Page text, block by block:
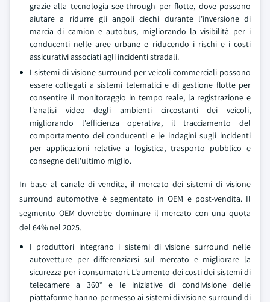
grazie alla tecnologia see-through per flotte, dove possono
aiutare a ridurre gli angoli ciechi durante l'inversione di
marcia di camion e autobus, migliorando la visibilità per i
conducenti nelle aree urbane e riducendo i rischi e i costi
assicurativi associati agli incidenti stradali.
I sistemi di visione surround per veicoli commerciali possono
essere collegati a sistemi telematici e di gestione flotte per
consentire il monitoraggio in tempo reale, la registrazione e
l'analisi video degli ambienti circostanti dei veicoli,
migliorando l'efficienza operativa, il tracciamento del
comportamento dei conducenti e le indagini sugli incidenti
per applicazioni relative a logistica, trasporto pubblico e
consegne dell'ultimo miglio.
In base al canale di vendita, il mercato dei sistemi di visione
surround automotive è segmentato in OEM e post-vendita. Il
segmento OEM dovrebbe dominare il mercato con una quota
del 64% nel 2025.
I produttori integrano i sistemi di visione surround nelle
autovetture per differenziarsi sul mercato e migliorare la
sicurezza per i consumatori. L'aumento dei costi dei sistemi di
telecamere a 360° e le iniziative di condivisione delle
piattaforme hanno permesso ai sistemi di visione surround di